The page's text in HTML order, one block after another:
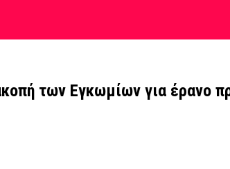
των Εγκωμίων για έρανο